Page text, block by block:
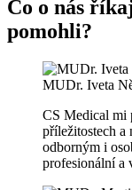
Co o nás
pomohli?
MUDr. Iveta
CS Medical mi
příležitostech a
odborným i
profesionální a